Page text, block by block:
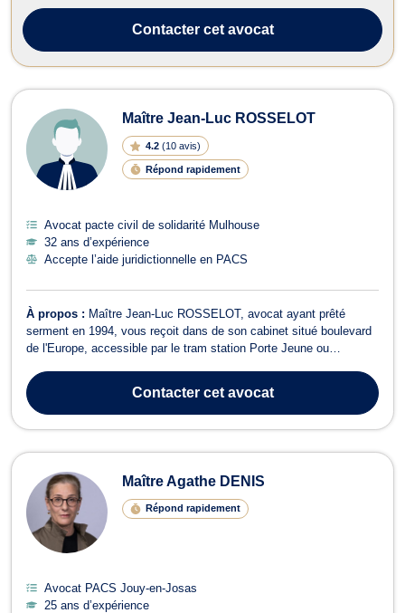
l’obtention de la répa...Contactercet avocat
Maître Jean-Luc ROSSELOT
4.2 (10 avis)
Répond rapidement
Avocat pacte civil de solidarité Mulhouse
32 ans d’expérience
Accepte l’aide juridictionnelle en PACS
À propos : Maître Jean-Luc ROSSELOT, avocat ayant prêté
serment en 1994, vous reçoit dans de son cabinet situé boulevard
de l'Europe, accessible par le tram station Porte Jeune ou
Maître Jean-Luc ROSSELOT vous assiste et vous conseille en
droit pénal devant toute juridict...
Contactercet avocat
Maître Agathe DENIS
Répond rapidement
Avocat PACS Jouy-en-Josas
25 ans d’expérience